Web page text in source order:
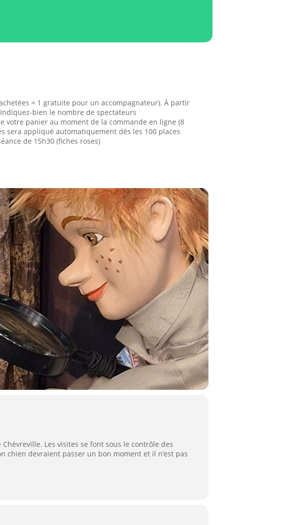
= 1 gratuite pour un accompagnateur). À partir
bien le nombre de spectateurs
votre panier au moment de la commande en ligne (8
sera appliqué automatiquement dès les 100 places
de 15h30 (fiches roses)
Les visites se font sous le contrôle des
chien devraient passer un bon moment et il n’est pas